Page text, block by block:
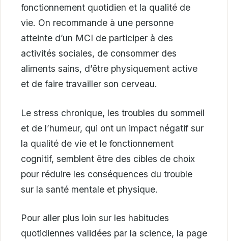
fonctionnement quotidien et la qualité de
vie. On recommande à une personne
atteinte d’un MCI de participer à des
activités sociales, de consommer des
aliments sains, d’être physiquement active
et de faire travailler son cerveau.
Le stress chronique, les troubles du sommeil
et de l’humeur, qui ont un impact négatif sur
la qualité de vie et le fonctionnement
cognitif, semblent être des cibles de choix
pour réduire les conséquences du trouble
sur la santé mentale et physique.
Pour aller plus loin sur les habitudes
quotidiennes validées par la science, la page